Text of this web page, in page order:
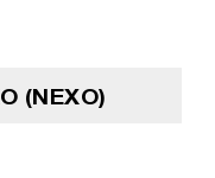
(NEXO)